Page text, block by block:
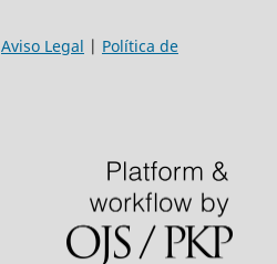
Aviso Legal | Política de